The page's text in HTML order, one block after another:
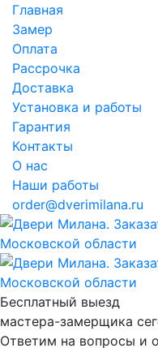
Главная
Замер
Оплата
Рассрочка
Доставка
Установка и работы
Гарантия
Контакты
О нас
Наши работы
order@dverimilana.ru
Бесплатный выезд
мастера-замерщика
Ответим на вопросы и